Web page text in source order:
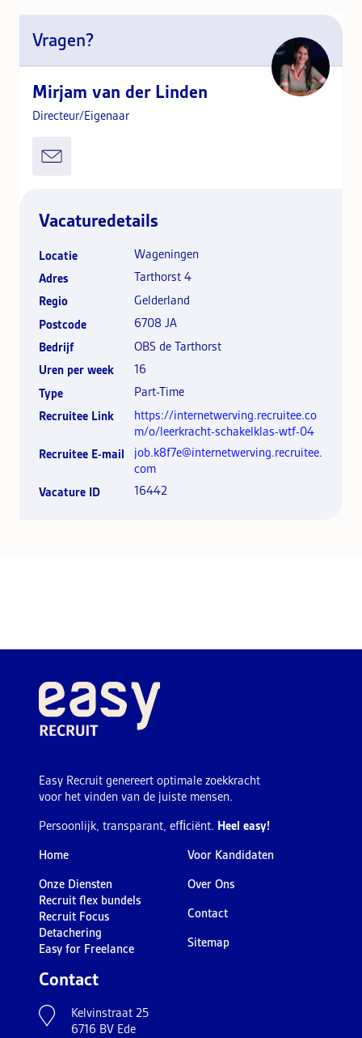
Vragen?
Mirjam van der Linden
Directeur/Eigenaar
Vacaturedetails
Locatie
Wageningen
Adres
Tarthorst 4
Regio
Gelderland
Postcode
6708 JA
Bedrijf
OBS de Tarthorst
Uren per week
16
Type
Part-Time
Recruitee Link
https://internetwerving.recruitee.co
m/o/leerkracht-schakelklas-wtf-04
Recruitee E-mail
job.k8f7e@internetwerving.recruitee.
com
Vacature ID
16442
Easy Recruit genereert optimale zoekkracht
voor het vinden van de juiste mensen.
Persoonlijk, transparant, efﬁciënt. Heel easy!
Home
Onze Diensten
Recruit flex bundels
Recruit Focus
Detachering
Easy for Freelance
Voor Kandidaten
Over Ons
Contact
Sitemap
Contact
Kelvinstraat 25
6716 BV Ede